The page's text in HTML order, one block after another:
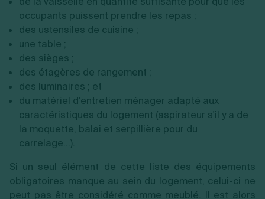
occupants puissent prendre les repas ;
des ustensiles de cuisine ;
une table ;
des sièges ;
des étagères de rangement ;
des luminaires ; et
du matériel d'entretien ménager adapté aux
caractéristiques du logement (aspirateur s'il y a de
la moquette, balai et serpillière pour du
carrelage...).
Si un seul élément de cette liste des équipements
obligatoires manque au sein du logement, celui-ci ne
peut pas être considéré comme meublé. Il est alors